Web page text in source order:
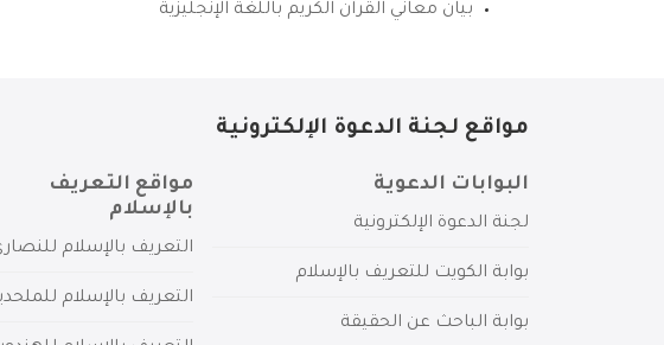
بيان معاني القرآن الكريم باللغة الإنجليزية
مواقع لجنة الدعوة الإلكترونية
البوابات الدعوية
لجنة الدعوة الإلكترونية
بوابة الكويت للتعريف بالإسلام
بوابة الباحث عن الحقيقة
مواقع التعريف
بالإسلام
التعريف بالإسلام
التعريف بالإسلام